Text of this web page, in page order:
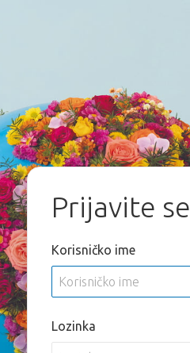
Prijavite se
Korisničko ime
Lozinka